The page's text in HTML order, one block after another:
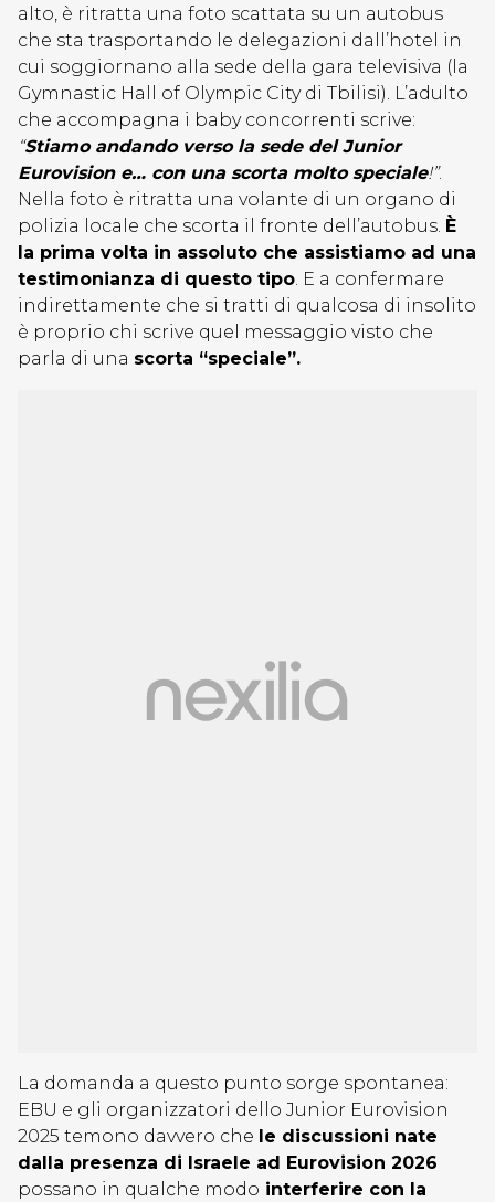
alto, è ritratta una foto scattata su un autobus
che sta trasportando le delegazioni dall’hotel in
cui soggiornano alla sede della gara televisiva (la
Gymnastic Hall of Olympic City di Tbilisi). L’adulto
che accompagna i baby concorrenti scrive:
“Stiamo andando verso la sede del Junior
Eurovision e… con una scorta molto speciale!”.
Nella foto è ritratta una volante di un organo di
polizia locale che scorta il fronte dell’autobus. È
la prima volta in assoluto che assistiamo ad una
testimonianza di questo tipo. E a confermare
indirettamente che si tratti di qualcosa di insolito
è proprio chi scrive quel messaggio visto che
parla di una scorta “speciale”.
La domanda a questo punto sorge spontanea:
EBU e gli organizzatori dello Junior Eurovision
2025 temono davvero che le discussioni nate
dalla presenza di Israele ad Eurovision 2026
possano in qualche modo interferire con la